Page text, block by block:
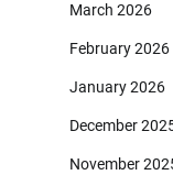
March 2026
February 2026
January 2026
December
November